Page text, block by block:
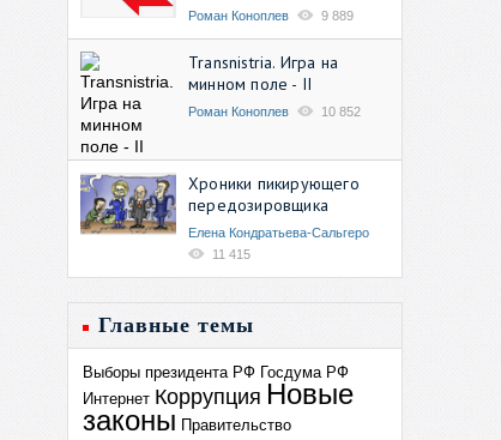
Роман Коноплев 9 889
Transnistria. Игра на
минном поле - II
Роман Коноплев 10 852
Хроники пикирующего
передозировщика
Елена Кондратьева-Сальгеро
11 415
Главные темы
Выборы президента РФ Госдума РФ
Интернет Коррупция Новые
законы Правительство